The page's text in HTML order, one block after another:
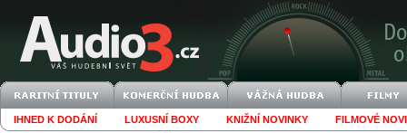
IHNED K DODÁNÍ LUXUSNÍ BOXY KNIŽNÍ NOVINKY FILMOVÉ